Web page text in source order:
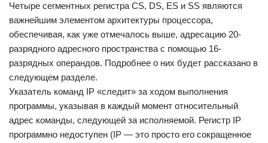
Четыре сегментных регистра CS, DS, ES и SS являются
важнейшим элементом архитектуры процессора,
обеспечивая, как уже отмечалось выше, адресацию 20-
разрядного адресного пространства с помощью 16-
разрядных операндов. Подробнее о них будет рассказано в
следующем разделе.
Указатель команд IP «следит» за ходом выполнения
программы, указывая в каждый момент относительный
адрес команды, следующей за исполняемой. Регистр IP
программно недоступен (IP — это просто его сокращенное